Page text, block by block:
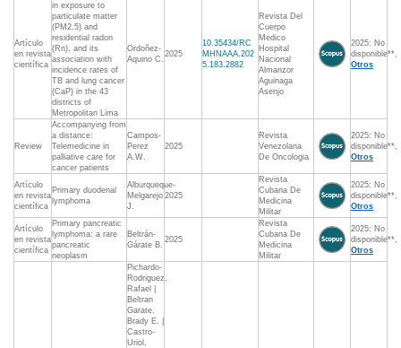
Artículo
en revista
científica
in exposure to
particulate matter
(PM2.5) and
residential radon
(Rn), and its
association with
incidence rates of
TB and lung cancer
(CaP) in the 43
districts of
Metropolitan Lima
Ordoñez-
Aquino C.
2025
10.35434/RC
MHNAAA.202
5.183.2882
Revista Del
Cuerpo
Medico
Hospital
Nacional
Almanzor
Aguinaga
Asenjo
2025: No
disponible**,
Otros
Review
Accompanying from
a distance:
Telemedicine in
palliative care for
cancer patients
Campos-
Perez
A.W.
2025
Revista
Venezolana
De Oncologia
2025: No
disponible**,
Otros
Artículo
en revista
científica
Primary duodenal
lymphoma
Alburqueque-
Melgarejo
J.
2025
Revista
Cubana De
Medicina
Militar
2025: No
disponible**,
Otros
Artículo
en revista
científica
Primary pancreatic
lymphoma: a rare
pancreatic
neoplasm
Beltrán-
Gárate B.
2025
Revista
Cubana De
Medicina
Militar
2025: No
disponible**,
Otros
Pichardo-
Rodriguez,
Rafael |
Beltran
Garate,
Brady E. |
Castro-
Uriol,